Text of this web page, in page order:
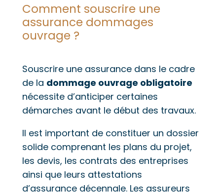
Comment souscrire une
assurance dommages
ouvrage ?
Souscrire une assurance dans le cadre
de la dommage ouvrage obligatoire
nécessite d’anticiper certaines
démarches avant le début des travaux.
Il est important de constituer un dossier
solide comprenant les plans du projet,
les devis, les contrats des entreprises
ainsi que leurs attestations
d’assurance décennale. Les assureurs